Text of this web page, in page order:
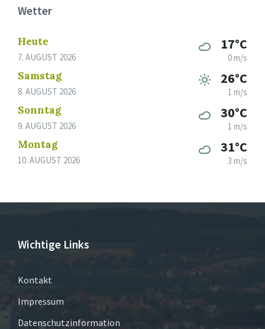
Wetter
Heute
7. AUGUST 2026
17°C
0 m/s
Samstag
8. AUGUST 2026
26°C
1 m/s
Sonntag
9. AUGUST 2026
30°C
1 m/s
Montag
10. AUGUST 2026
31°C
3 m/s
Wichtige Links
Kontakt
Impressum
Datenschutzinformation